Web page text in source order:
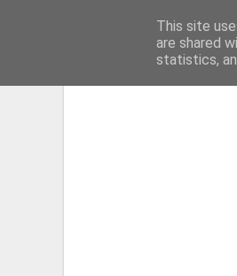
This site
are shared
statistics,